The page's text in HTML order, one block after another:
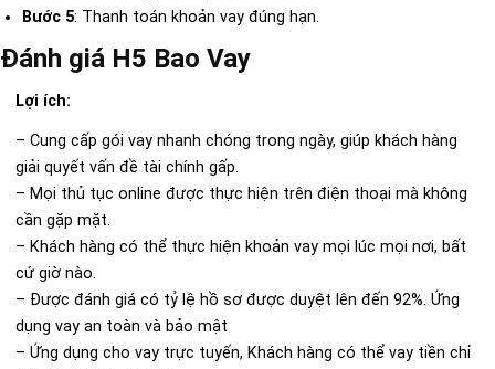
Bước 5: Thanh toán khoản vay đúng hạn.
Đánh giá H5 Bao Vay
Lợi ích:
– Cung cấp gói vay nhanh chóng trong ngày, giúp khách hàng
giải quyết vấn đề tài chính gấp.
– Mọi thủ tục online được thực hiện trên điện thoại mà không
cần gặp mặt.
– Khách hàng có thể thực hiện khoản vay mọi lúc mọi nơi, bất
cứ giờ nào.
– Được đánh giá có tỷ lệ hồ sơ được duyệt lên đến 92%. Ứng
dụng vay an toàn và bảo mật
– Ứng dụng cho vay trực tuyến, Khách hàng có thể vay tiền chỉ